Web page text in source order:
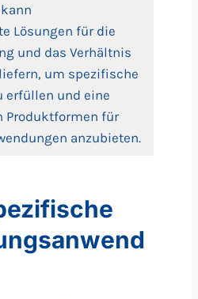
Lösungen für die
und das Verhältnis
um spezifische
erfüllen und eine
Produktformen für
anzubieten.